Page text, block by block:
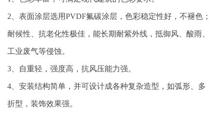
2、表面涂层选用PVDF氟碳涂层，色彩稳定性好，不褪色；
耐候性、抗老化性极佳，能长期耐紫外线，抵御风、酸雨、
工业废气等侵蚀。
3、自重轻，强度高，抗风压能力强。
4、安装结构简单，并可设计成各种复杂造型，如弧形、多
折型，装饰效果强。